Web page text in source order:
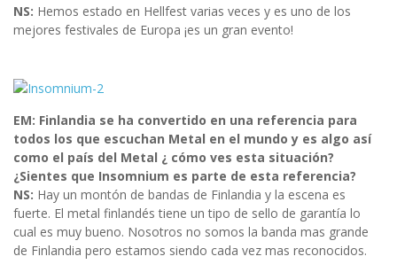
NS: Hemos estado en Hellfest varias veces y es uno de los
mejores festivales de Europa ¡es un gran evento!
EM: Finlandia se ha convertido en una referencia para
todos los que escuchan Metal en el mundo y es algo así
como el país del Metal ¿ cómo ves esta situación?
¿Sientes que Insomnium es parte de esta referencia?
NS: Hay un montón de bandas de Finlandia y la escena es
fuerte. El metal finlandés tiene un tipo de sello de garantía lo
cual es muy bueno. Nosotros no somos la banda mas grande
de Finlandia pero estamos siendo cada vez mas reconocidos.